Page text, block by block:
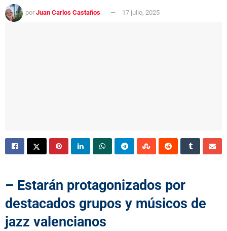
por Juan Carlos Castaños 17 julio, 2025
– Estarán protagonizados por
destacados grupos y músicos de
jazz valencianos